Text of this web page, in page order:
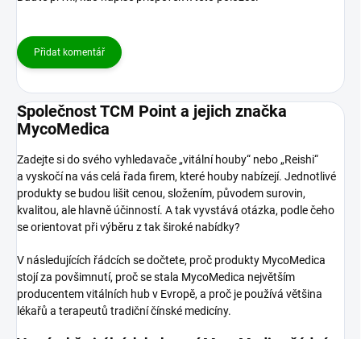
Přidat komentář
Společnost TCM Point a jejich značka
MycoMedica
Zadejte si do svého vyhledavače „vitální houby“ nebo „Reishi“
a vyskočí na vás celá řada firem, které houby nabízejí. Jednotlivé
produkty se budou lišit cenou, složením, původem surovin,
kvalitou, ale hlavně účinností. A tak vyvstává otázka, podle čeho
se orientovat při výběru z tak široké nabídky?
V následujících řádcích se dočtete, proč produkty MycoMedica
stojí za povšimnutí, proč se stala MycoMedica největším
producentem vitálních hub v Evropě, a proč je používá většina
lékařů a terapeutů tradiční čínské medicíny.